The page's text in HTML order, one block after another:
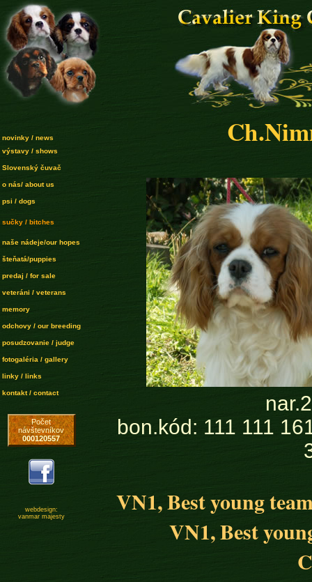
novinky / news
výstavy / shows
Slovenský čuvač
o nás/ about us
psi / dogs
sučky / bitches
naše nádeje/our hopes
šteňatá/puppies
predaj / for sale
veteráni / veterans
memory
odchovy / our breeding
posudzovanie / judge
fotogaléria / gallery
linky / links
kontakt / contact
Počet
návštevníkov
000120557
webdesign:
vanmar majesty
bon.kód: 111 111
VN1, Best young
VN1, Best